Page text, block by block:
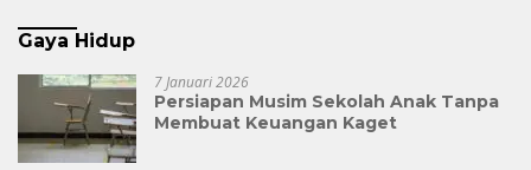
Gaya Hidup
7 Januari 2026
Persiapan Musim Sekolah Anak Tanpa
Membuat Keuangan Kaget